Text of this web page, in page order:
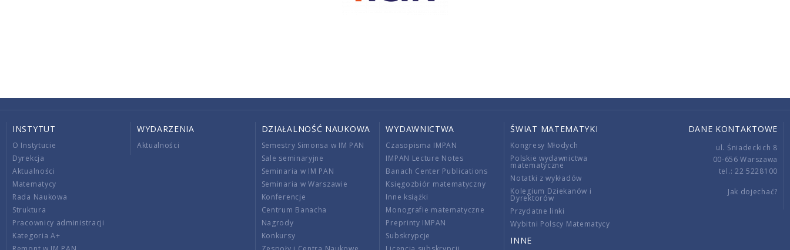
INSTYTUT
O Instytucie
Dyrekcja
Aktualności
Matematycy
Rada Naukowa
Struktura
Pracownicy administracji
Kategoria A+
WYDARZENIA
Aktualności
DZIAŁALNOŚĆ NAUKOWA
Semestry Simonsa w IM PAN
Sale seminaryjne
Seminaria w IM PAN
Seminaria w Warszawie
Konferencje
Centrum Banacha
Nagrody
Konkursy
WYDAWNICTWA
Czasopisma IMPAN
IMPAN Lecture Notes
Banach Center Publications
Księgozbiór matematyczny
Inne książki
Monografie matematyczne
Preprinty IMPAN
Subskrypcje
ŚWIAT MATEMATYKI
Kongresy Młodych
Polskie wydawnictwa
matematyczne
Notatki z wykładów
Kolegium Dziekanów i
Dyrektorów
Przydatne linki
Wybitni Polscy Matematycy
INNE
DANE KONTAKTOWE
ul. Śniadeckich 8
00-656 Warszawa
tel.: 22 5228100
Jak dojechać?